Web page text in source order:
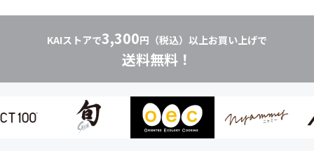
KAIストアで3,300円（税込）以上お買い上げで
送料無料！